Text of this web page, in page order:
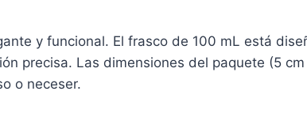
y funcional. El frasco de 100 mL está
precisa. Las dimensiones del paquete (5
o neceser.